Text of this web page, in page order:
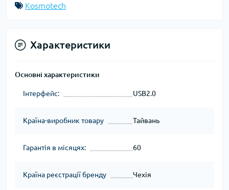
Kosmotech
Характеристики
Основні характеристики
Інтерфейс: USB2.0
Країна-виробник товару Тайвань
Гарантія в місяцях: 60
Країна реєстрації бренду Чехія